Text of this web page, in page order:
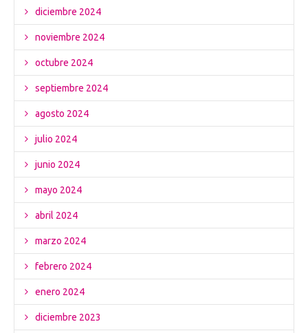
diciembre 2024
noviembre 2024
octubre 2024
septiembre 2024
agosto 2024
julio 2024
junio 2024
mayo 2024
abril 2024
marzo 2024
febrero 2024
enero 2024
diciembre 2023